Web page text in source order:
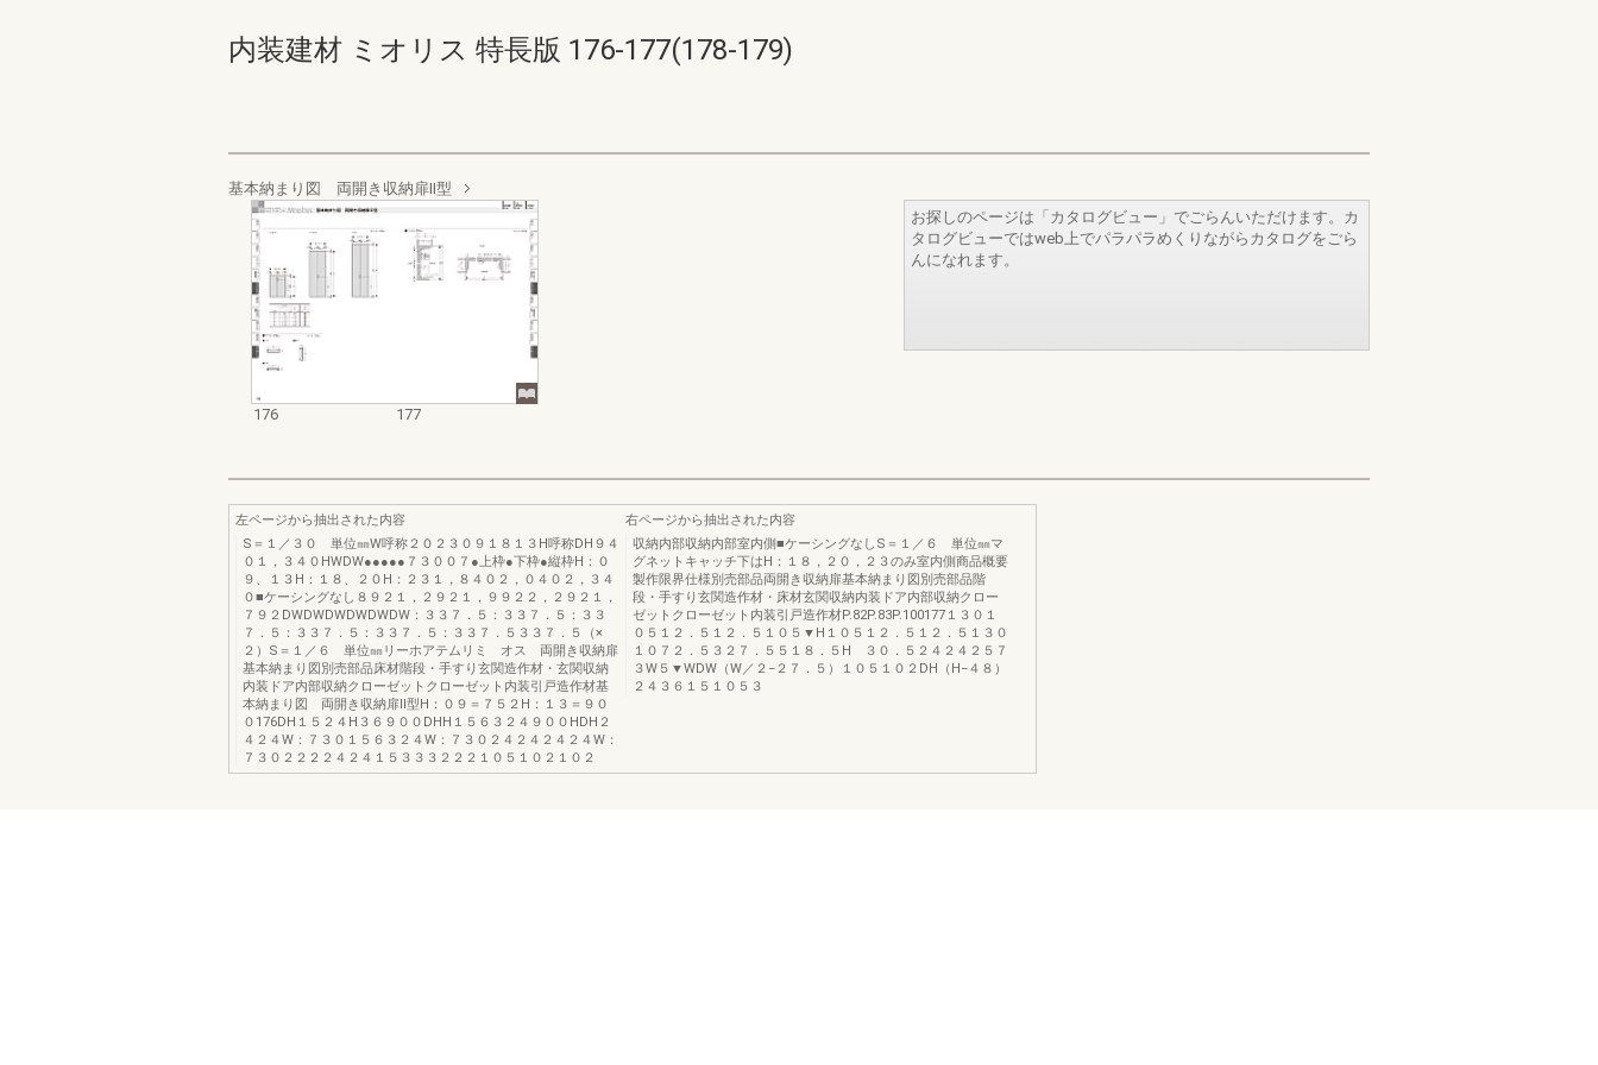
内装建材 ミオリス 特長版 176-177(178-179)
基本納まり図 両開き収納扉Ⅱ型
176 177
お探しのページは「カタログビュー」でごらんいただけます。カ
タログビューではweb上でパラパラめくりながらカタログをごら
んになれます。
左ページから抽出された内容
S＝１／３０ 単位㎜W呼称２０２３０９１８１３H呼称DH９４
０１，３４０HWDW●●●●●７３００７●上枠●下枠●縦枠H：０
９、１３H：１８、２０H：２３１，８４０２，０４０２，３４
０■ケーシングなし８９２１，２９２１，９９２２，２９２１，
７９２DWDWDWDWDWDW：３３７．５：３３７．５：３３
７．５：３３７．５：３３７．５：３３７．５３３７．５（×
２）S＝１／６ 単位㎜リーホアテムリミ オス 両開き収納扉
基本納まり図別売部品床材階段・手すり玄関造作材・玄関収納
内装ドア内部収納クローゼットクローゼット内装引戸造作材基
本納まり図 両開き収納扉Ⅱ型H：０９＝７５２H：１３＝９０
０176DH１５２４H３６９００DHH１５６３２４９００HDH２
４２４W：７３０１５６３２４W：７３０２４２４２４２４W：
７３０２２２２４２４１５３３３２２２１０５１０２１０２
右ページから抽出された内容
収納内部収納内部室内側■ケーシングなしS＝１／６ 単位㎜マ
グネットキャッチ下はH：１８，２０，２３のみ室内側商品概要
製作限界仕様別売部品両開き収納扉基本納まり図別売部品階
段・手すり玄関造作材・床材玄関収納内装ドア内部収納クロー
ゼットクローゼット内装引戸造作材P.82P.83P.100177１３０１
０５１２．５１２．５１０５▼H１０５１２．５１２．５１３０
１０７２．５３２７．５５１８．５H ３０．５２４２４２５７
３W５▼WDW（W／２−２７．５）１０５１０２DH（H−４８）
２４３６１５１０５３